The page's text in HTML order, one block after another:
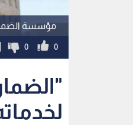
مؤسسة
0
0